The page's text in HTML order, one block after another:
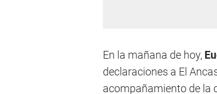
En la mañana de hoy,
declaraciones a El
acompañamiento de la